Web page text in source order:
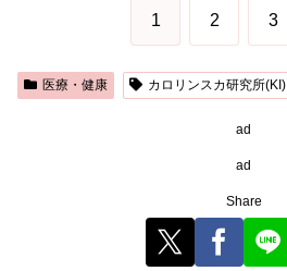
1 2 3
医療・健康 カロリンスカ研究所(KI)
ad
ad
Share